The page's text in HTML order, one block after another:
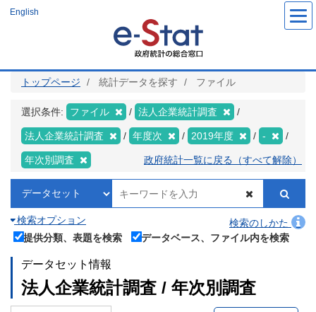
ツ
English
トップページ 統計データを探す ファイル
選択条件: ファイル 法人企業統計調査
法人企業統計調査 年度次 2019年度 -
年次別調査 政府統計一覧に戻る（すべて解除）
検索オプション
検索のしかた
提供分類、表題を検索
データベース、ファイル内を検索
データセット情報
法人企業統計調査 / 年次別調査